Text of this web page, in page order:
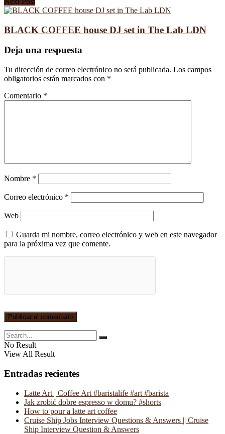
BLACK COFFEE house DJ set in The Lab LDN
Deja una respuesta
Tu dirección de correo electrónico no será publicada. Los campos
obligatorios están marcados con *
Comentario *
Nombre *
Correo electrónico *
Web
Guarda mi nombre, correo electrónico y web en este navegador
para la próxima vez que comente.
No Result
View All Result
Entradas recientes
Latte Art | Coffee Art #baristalife #art #barista
Jak zrobić dobre espresso w domu? #shorts
How to pour a latte art coffee
Cruise Ship Jobs Interview Questions & Answers || Cruise
Ship Interview Question & Answers